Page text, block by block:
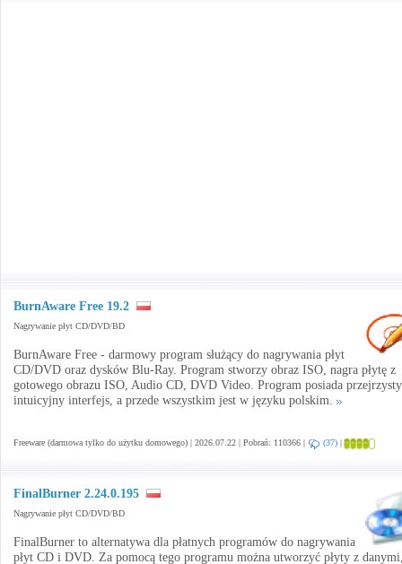
BurnAware Free 19.2
Nagrywanie płyt CD/DVD/BD
BurnAware Free - darmowy program służący do nagrywania płyt
CD/DVD oraz dysków Blu-Ray. Program stworzy obraz ISO, nagra płytę z
gotowego obrazu ISO, Audio CD, DVD Video. Program posiada
intuicyjny interfejs, a przede wszystkim jest w języku polskim.
Freeware (darmowa tylko do użytku domowego) | 2026.07.22 | Pobrań: 110366 | (37) |
FinalBurner 2.24.0.195
Nagrywanie płyt CD/DVD/BD
FinalBurner to alternatywa dla płatnych programów do nagrywania
płyt CD i DVD. Za pomocą tego programu można utworzyć płyty z